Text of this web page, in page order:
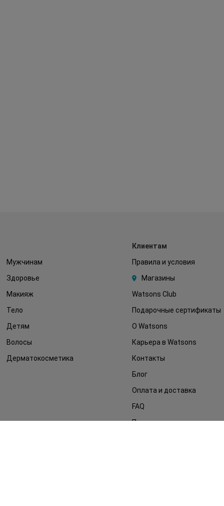
Мужчинам
Здоровье
Макияж
Тело
Детям
Волосы
Дерматокосметика
Клиентам
Правила и условия
Магазины
Watsons Club
Подарочные сертификаты
О Watsons
Карьера в Watsons
Контакты
Блог
Оплата и доставка
FAQ
Политика